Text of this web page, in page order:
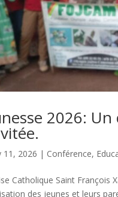
2026:
11, 2026 | Conférence,
Catholique Saint
des jeunes et leurs